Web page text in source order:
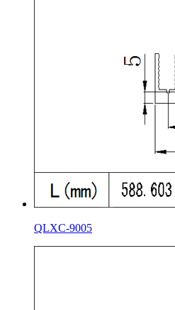
QLXC-9005